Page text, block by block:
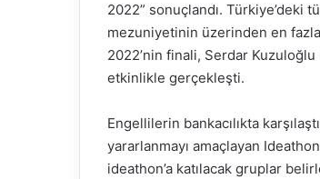
2022” sonuçlandı.
mezuniyetinin üzerinden en fazla
2022’nin finali, Serdar
etkinlikle gerçekleşti.
Engellilerin bankacılıkta
yararlanmayı amaçlayan
ideathon’a katılacak gruplar